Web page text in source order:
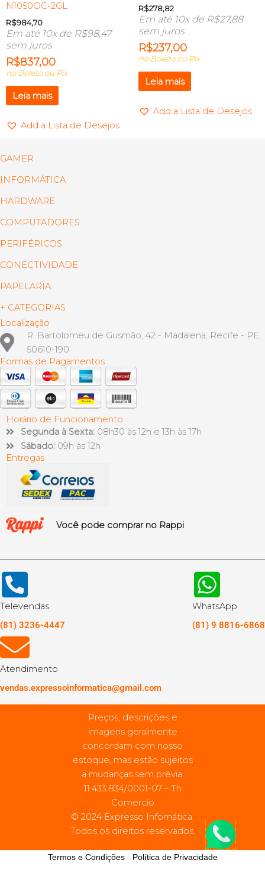
N1050OC-2GL
R$984,70
Em até 10x de R$98,47
sem juros
R$837,00
no Boleto ou Pix
Leia mais
Add a Lista de Desejos
R$278,82
Em até 10x de R$27,88
sem juros
R$237,00
no Boleto ou Pix
Leia mais
Add a Lista de Desejos
GAMER
INFORMÁTICA
HARDWARE
COMPUTADORES
PERIFÉRICOS
CONECTIVIDADE
PAPELARIA
+ CATEGORIAS
Localização
R. Bartolomeu de Gusmão, 42 - Madalena, Recife - PE,
50610-190
Formas de Pagamentos
Horário de Funcionamento
Segunda à Sexta: 08h30 às 12h e 13h às 17h
Sábado: 09h às 12h
Entregas
Você pode comprar no Rappi
Televendas
(81) 3236-4447
WhatsApp
(81) 9 8816-6868
Atendimento
vendas.expressoinformatica@gmail.com
Preços, descrições e
imagens geralmente
concordam com nosso
estoque, mas estão sujeitos
a mudanças sem prévia.
11.433.834/0001-07 – Th
Comercio
© 2024 Expresso Infomática.
Todos os direitos reservados.
Termos e Condições- Política de Privacidade